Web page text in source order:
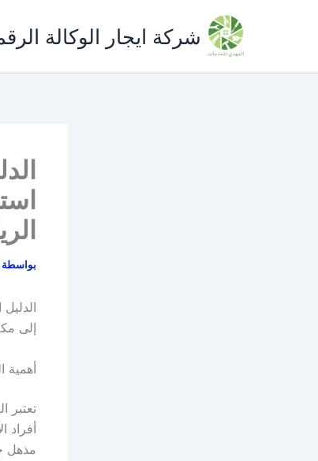
شركة ايجار الوكالة
بواسطة
إلى
أهمية
تعتبر
أفراد
مذهل